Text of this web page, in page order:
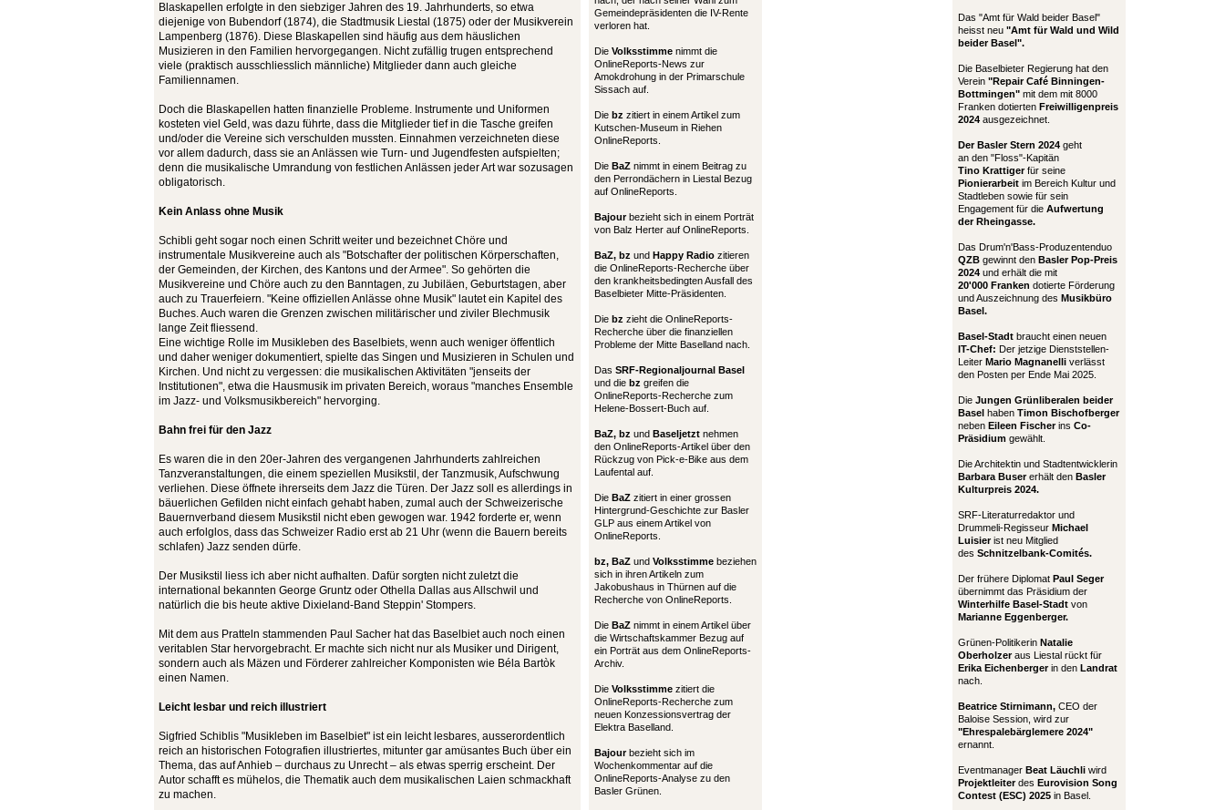
Blaskapellen erfolgte in den siebziger Jahren des 19. Jahrhunderts, so etwa
diejenige von Bubendorf (1874), die Stadtmusik Liestal (1875) oder der Musikverein
Lampenberg (1876). Diese Blaskapellen sind häufig aus dem häuslichen
Musizieren in den Familien hervorgegangen. Nicht zufällig trugen entsprechend
viele (praktisch ausschliesslich männliche) Mitglieder dann auch gleiche
Familiennamen.
Doch die Blaskapellen hatten finanzielle Probleme. Instrumente und Uniformen
kosteten viel Geld, was dazu führte, dass die Mitglieder tief in die Tasche greifen
und/oder die Vereine sich verschulden mussten. Einnahmen verzeichneten diese
vor allem dadurch, dass sie an Anlässen wie Turn- und Jugendfesten aufspielten;
denn die musikalische Umrandung von festlichen Anlässen jeder Art war sozusagen
obligatorisch.
Kein Anlass ohne Musik
Schibli geht sogar noch einen Schritt weiter und bezeichnet Chöre und
instrumentale Musikvereine auch als "Botschafter der politischen Körperschaften,
der Gemeinden, der Kirchen, des Kantons und der Armee". So gehörten die
Musikvereine und Chöre auch zu den Banntagen, zu Jubiläen, Geburtstagen, aber
auch zu Trauerfeiern. "Keine offiziellen Anlässe ohne Musik" lautet ein Kapitel des
Buches. Auch waren die Grenzen zwischen militärischer und ziviler Blechmusik
lange Zeit fliessend.
Eine wichtige Rolle im Musikleben des Baselbiets, wenn auch weniger öffentlich
und daher weniger dokumentiert, spielte das Singen und Musizieren in Schulen und
Kirchen. Und nicht zu vergessen: die musikalischen Aktivitäten "jenseits der
Institutionen", etwa die Hausmusik im privaten Bereich, woraus "manches Ensemble
im Jazz- und Volksmusikbereich" hervorging.
Bahn frei für den Jazz
Es waren die in den 20er-Jahren des vergangenen Jahrhunderts zahlreichen
Tanzveranstaltungen, die einem speziellen Musikstil, der Tanzmusik, Aufschwung
verliehen. Diese öffnete ihrerseits dem Jazz die Türen. Der Jazz soll es allerdings in
bäuerlichen Gefilden nicht einfach gehabt haben, zumal auch der Schweizerische
Bauernverband diesem Musikstil nicht eben gewogen war. 1942 forderte er, wenn
auch erfolglos, dass das Schweizer Radio erst ab 21 Uhr (wenn die Bauern bereits
schlafen) Jazz senden dürfe.
Der Musikstil liess ich aber nicht aufhalten. Dafür sorgten nicht zuletzt die
international bekannten George Gruntz oder Othella Dallas aus Allschwil und
natürlich die bis heute aktive Dixieland-Band Steppin' Stompers.
Mit dem aus Pratteln stammenden Paul Sacher hat das Baselbiet auch noch einen
veritablen Star hervorgebracht. Er machte sich nicht nur als Musiker und Dirigent,
sondern auch als Mäzen und Förderer zahlreicher Komponisten wie Béla Bartòk
einen Namen.
Leicht lesbar und reich illustriert
Sigfried Schiblis "Musikleben im Baselbiet" ist ein leicht lesbares, ausserordentlich
reich an historischen Fotografien illustriertes, mitunter gar amüsantes Buch über ein
Thema, das auf Anhieb – durchaus zu Unrecht – als etwas sperrig erscheint. Der
Autor schafft es mühelos, die Thematik auch dem musikalischen Laien schmackhaft
zu machen.
Gemeindepräsidenten die IV-Rente
verloren hat.
Die Volksstimme nimmt die
OnlineReports-News zur
Amokdrohung in der Primarschule
Sissach auf.
Die bz zitiert in einem Artikel zum
Kutschen-Museum in Riehen
OnlineReports.
Die BaZ nimmt in einem Beitrag zu
den Perrondächern in Liestal Bezug
auf OnlineReports.
Bajourbezieht sich in einem Porträt
von Balz Herter auf OnlineReports.
BaZ, bz und Happy Radio zitieren
die OnlineReports-Recherche über
den krankheitsbedingten Ausfall des
Baselbieter Mitte-Präsidenten.
Die bz zieht die OnlineReports-
Recherche über die finanziellen
Probleme der Mitte Baselland nach.
Das SRF-Regionaljournal Basel
und die bz greifen die
OnlineReports-Recherche zum
Helene-Bossert-Buch auf.
BaZ, bz und Baseljetzt nehmen
den OnlineReports-Artikel über den
Rückzug von Pick-e-Bike aus dem
Laufental auf.
Die BaZ zitiert in einer grossen
Hintergrund-Geschichte zur Basler
GLP aus einem Artikel von
OnlineReports.
bz, BaZ und Volksstimme beziehen
sich in ihren Artikeln zum
Jakobushaus in Thürnen auf die
Recherche von OnlineReports.
Die BaZ nimmt in einem Artikel über
die Wirtschaftskammer Bezug auf
ein Porträt aus dem OnlineReports-
Archiv.
Die Volksstimme zitiert die
OnlineReports-Recherche zum
neuen Konzessionsvertrag der
Elektra Baselland.
Bajourbezieht sich im
Wochenkommentar auf die
OnlineReports-Analyse zu den
Basler Grünen.
Das "Amt für Wald beider Basel"
heisst neu "Amt für Wald und Wild
beider Basel".
Die Baselbieter Regierung hat den
Verein "Repair Café Binningen-
Bottmingen" mit dem mit 8000
Franken dotierten Freiwilligenpreis
2024 ausgezeichnet.
Der Basler Stern 2024 geht
an den "Floss"-Kapitän
Tino Krattigerfür seine
Pionierarbeit im Bereich Kultur und
Stadtleben sowie für sein
Engagement für die Aufwertung
der Rheingasse.
Das Drum'n'Bass-Produzentenduo
QZB gewinnt den Basler Pop-Preis
2024 und erhält die mit
20'000 Franken dotierte Förderung
und Auszeichnung des Musikbüro
Basel.
Basel-Stadt braucht einen neuen
IT-Chef: Der jetzige Dienststellen-
Leiter Mario Magnanelli verlässt
den Posten per Ende Mai 2025.
Die Jungen Grünliberalen beider
Basel haben Timon Bischofberger
neben Eileen Fischerins Co-
Präsidium gewählt.
Die Architektin und Stadtentwicklerin
Barbara Busererhält den Basler
Kulturpreis 2024.
SRF-Literaturredaktor und
Drummeli-Regisseur Michael
Luisierist neu Mitglied
des Schnitzelbank-Comités.
Der frühere Diplomat Paul Seger
übernimmt das Präsidium der
Winterhilfe Basel-Stadt von
Marianne Eggenberger.
Grünen-Politikerin Natalie
Oberholzeraus Liestal rückt für
Erika Eichenbergerin den Landrat
nach.
Beatrice Stirnimann, CEO der
Baloise Session, wird zur
"Ehrespalebärglemere 2024"
ernannt.
Eventmanager Beat Läuchli wird
Projektleiterdes Eurovision Song
Contest (ESC) 2025 in Basel.